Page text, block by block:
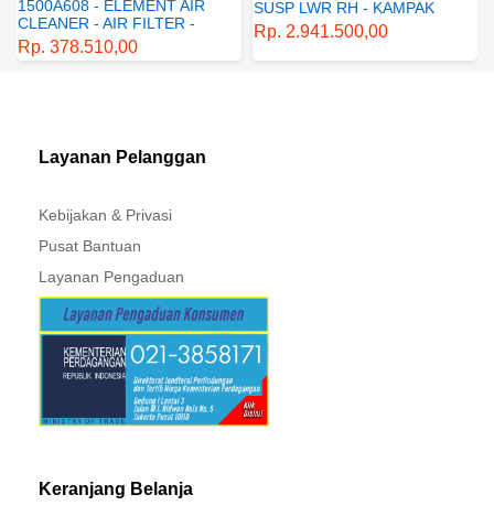
SUSP LWR RH - KAMPAK
DEPAN BAWAH KANAN -
GENUINE SPAREPART -
MITSUBISHI - XPANDER
Rp. 2.941.500,00
4162A413 - SHOCK
ABSORBER RR SUSP -
SUSPENSI BELAKANG -
SHOCKBREAKER BELAKANG
Rp. 1.198.800,00
Layanan Pelanggan
Kebijakan & Privasi
Pusat Bantuan
Layanan Pengaduan
Keranjang Belanja